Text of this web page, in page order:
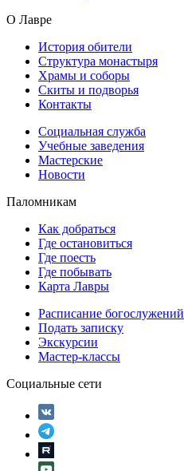
О Лавре
История обители
Структура монастыря
Храмы и соборы
Скиты и подворья
Контакты
Социальная служба
Учебные заведения
Мастерские
Новости
Паломникам
Как добраться
Где остановиться
Где поесть
Где побывать
Карта Лавры
Расписание богослужений
Подать записку
Экскурсии
Мастер-классы
Социальные сети